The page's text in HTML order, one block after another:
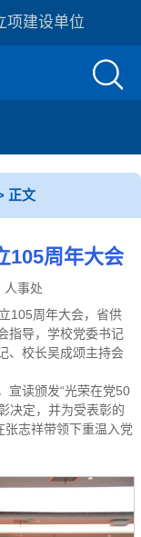
项建设单位
正文
105周年大会
人事处
105周年大会，省供
指导，学校党委书记
、校长吴成颂主持会
宣读颁发“光荣在党50
决定，并为受表彰的
张志祥带领下重温入党